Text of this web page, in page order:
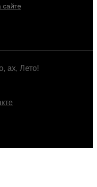
сайте
ах, Лето!